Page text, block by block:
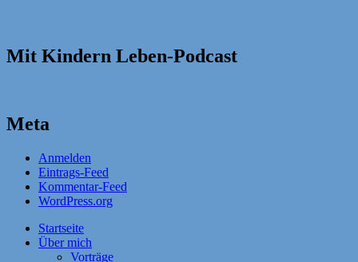
Mit Kindern Leben-Podcast
Meta
Anmelden
Eintrags-Feed
Kommentar-Feed
WordPress.org
Startseite
Über mich
Vorträge